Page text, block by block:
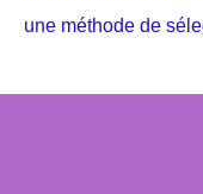
une méthode de